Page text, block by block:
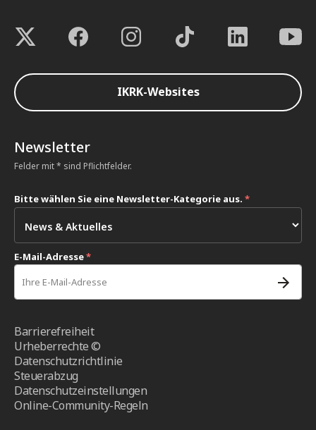
IKRK-Websites
Newsletter
Felder mit * sind Pflichtfelder.
Bitte wählen Sie eine Newsletter-Kategorie aus. *
E-Mail-Adresse*
Barrierefreiheit
Urheberrechte ©
Datenschutzrichtlinie
Steuerabzug
Datenschutzeinstellungen
Online-Community-Regeln